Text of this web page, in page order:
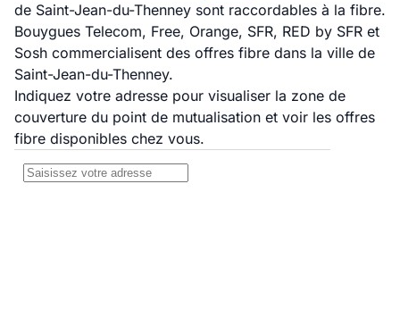
de Saint-Jean-du-Thenney sont raccordables à la fibre.
Bouygues Telecom, Free, Orange, SFR, RED by SFR et
Sosh commercialisent des offres fibre dans la ville de
Saint-Jean-du-Thenney.
Indiquez votre adresse pour visualiser la zone de
couverture du point de mutualisation et voir les offres
fibre disponibles chez vous.